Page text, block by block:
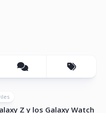
Z y los Galaxy Watch